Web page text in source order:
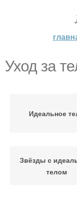
Уход за
Идеальное
Звёзды с
телом